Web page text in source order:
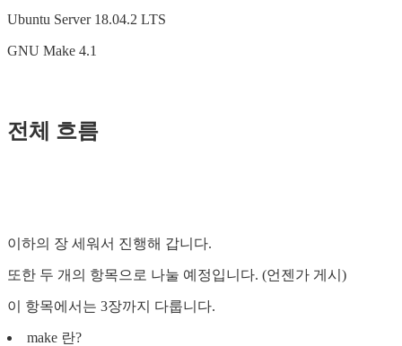
Ubuntu Server 18.04.2 LTS
GNU Make 4.1
전체 흐름
이하의 장 세워서 진행해 갑니다.
또한 두 개의 항목으로 나눌 예정입니다. (언젠가 게시)
이 항목에서는 3장까지 다룹니다.
make 란?